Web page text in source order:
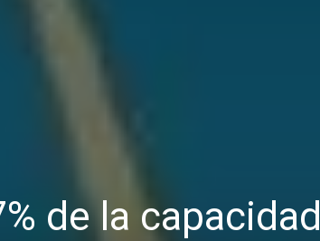
de la capacidad